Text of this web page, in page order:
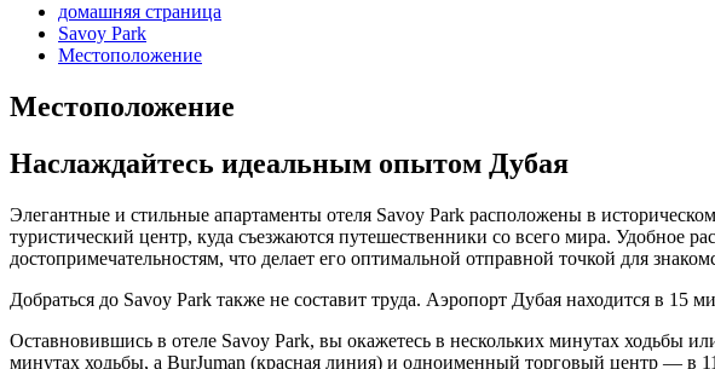
домашняя страница
Savoy Park
Местоположение
Местоположение
Наслаждайтесь идеальным опытом Дубая
Элегантные и стильные апартаменты отеля Savoy Park расположены в
туристический центр, куда съезжаются путешественники со всего мира. Удобное
достопримечательностям, что делает его оптимальной отправной точкой для
Добраться до Savoy Park также не составит труда. Аэропорт Дубая находится в 15
Оставновившись в отеле Savoy Park, вы окажетесь в нескольких минутах ходьбы
минутах ходьбы, а BurJuman (красная линия) и одноименный торговый центр — в